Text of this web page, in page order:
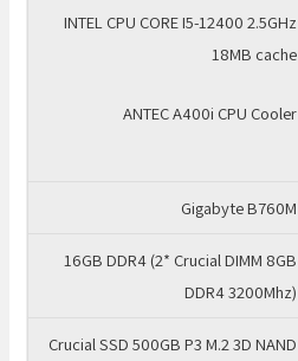
INTEL CPU CORE I5-12400 2.5GHz
18MB cache
ANTEC A400i CPU Cooler
Gigabyte B760M
16GB DDR4 (2* Crucial DIMM 8GB
DDR4 3200Mhz)
Crucial SSD 500GB P3 M.2 3D NAND